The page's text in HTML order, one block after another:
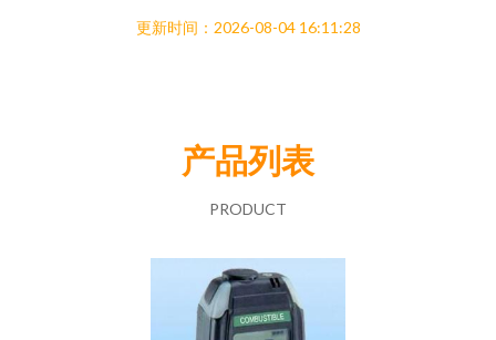
更新时间：2026-08-04 16:11:28
产品列表
PRODUCT